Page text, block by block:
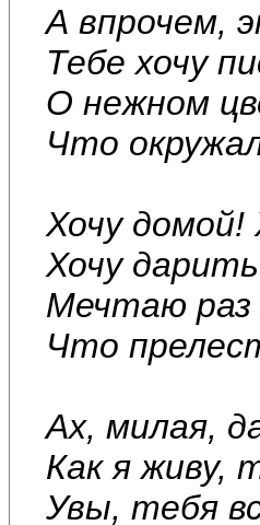
А впрочем,
Тебе хочу
О нежном
Что
Хочу домой!
Хочу
Мечтаю
Что
Ах, милая,
Как я живу,
Увы, тебя